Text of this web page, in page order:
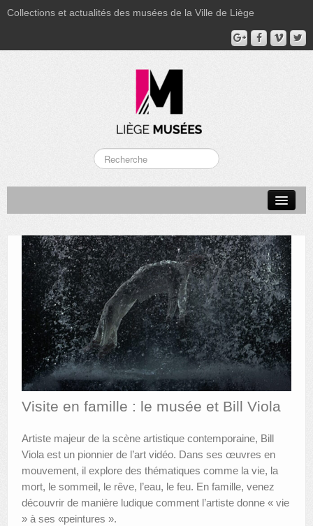
Collections et actualités des musées de la Ville de Liège
MUSÉE GRÉTRY
MUSÉE DU LUMINAIRE
FONDS PATRIMONIAUX
AUTRES LIEUX
ANIMATIONS DES MUSÉES
PUBLICATIONS
LE PORTAIL DES COLLECTIONS
Visite en famille : le musée et Bill Viola
Artiste majeur de la scène artistique contemporaine, Bill
Viola est un pionnier de l’art vidéo. Dans ses œuvres en
mouvement, il explore des thématiques comme la vie, la
mort, le sommeil, le rêve, l’eau, le feu. En famille, venez
découvrir de manière ludique comment l’artiste donne « vie
» à ses «peintures ».